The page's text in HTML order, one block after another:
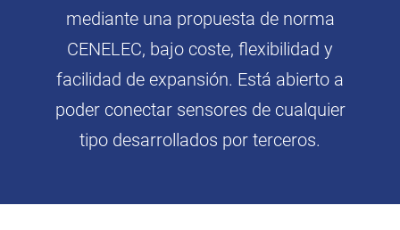
mediante una propuesta de norma
CENELEC, bajo coste, flexibilidad y
facilidad de expansión. Está abierto a
poder conectar sensores de cualquier
tipo desarrollados por terceros.